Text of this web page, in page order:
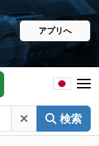
アプリへ
検索